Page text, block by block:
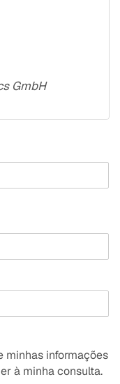
GmbH
minhas informações
à minha consulta.